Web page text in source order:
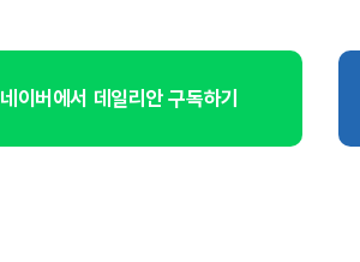
네이버에서 데일리안 구독하기